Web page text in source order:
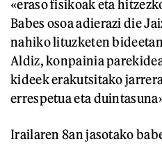
«eraso fisikoak eta
Babes osoa adierazi die
nahiko lituzketen
Aldiz, konpainia
kideek erakutsitako
errespetua eta
Irailaren 8an jasotako